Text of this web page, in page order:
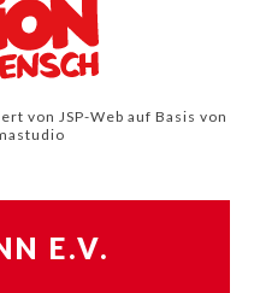
von JSP-Web auf Basis von
E.V.